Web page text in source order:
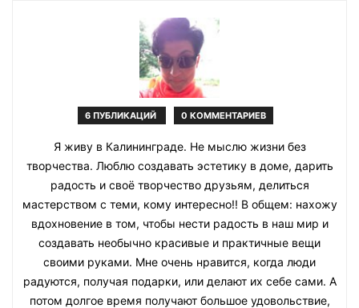
6 ПУБЛИКАЦИЙ 0 КОММЕНТАРИЕВ
Я живу в Калининграде. Не мыслю жизни без
творчества. Люблю создавать эстетику в доме, дарить
радость и своё творчество друзьям, делиться
мастерством с теми, кому интересно!! В общем: нахожу
вдохновение в том, чтобы нести радость в наш мир и
создавать необычно красивые и практичные вещи
своими руками. Мне очень нравится, когда люди
радуются, получая подарки, или делают их себе сами. А
потом долгое время получают большое удовольствие,